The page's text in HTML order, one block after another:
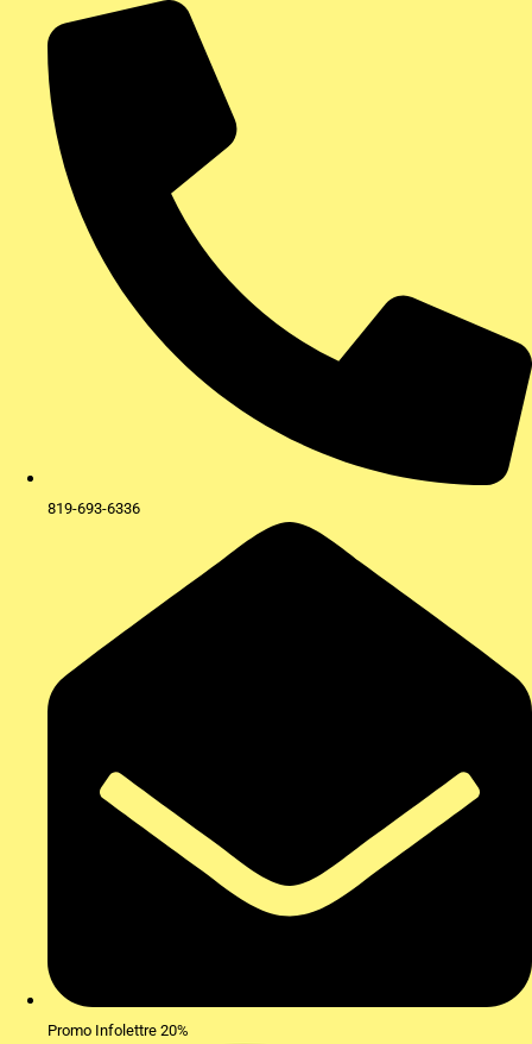
contenu
819-693-6336
Promo Infolettre 20%